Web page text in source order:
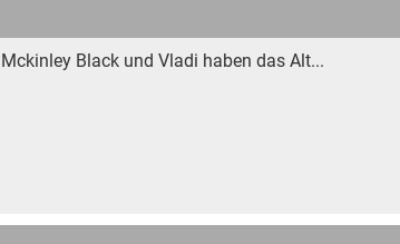
Black und Vladi haben das Alt...